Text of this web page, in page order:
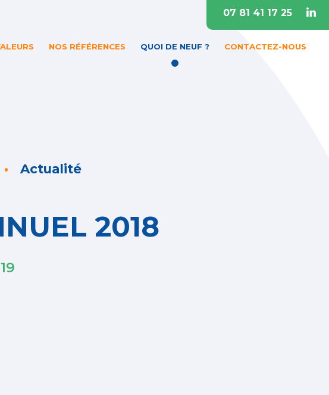
NOS RÉFÉRENCES QUOI DE NEUF ? CONTACTEZ-NOUS
07 81 41 17 25
Actualité
2018